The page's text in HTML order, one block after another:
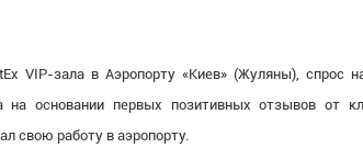
VIP-зала в Аэропорту «Киев» (Жуляны), спрос
на основании первых позитивных отзывов от
свою работу в аэропорту.